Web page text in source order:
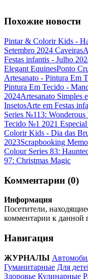
Похожие новости
Pintar & Colorir Kids -
Setembro 2024 Caveiras
Festas infantis - Julho
Elegant EquinesPonto
Artesanato - Pintura Em
Pintura Em Tecido -
2024Artesanato Simples
InsetosArte em Festas
Series №113: Wonderous
Tecido №1 2021 Especial
Colorir Kids - Dia das
2023Scrapbooking
Colour Series 83:
97: Christmas Magic
Комментарии (0)
Информация
Посетители,
комментарии к данной
Навигация
ЖУРНАЛЫ
Гуманитарные Для
Здоровье Кулинарные